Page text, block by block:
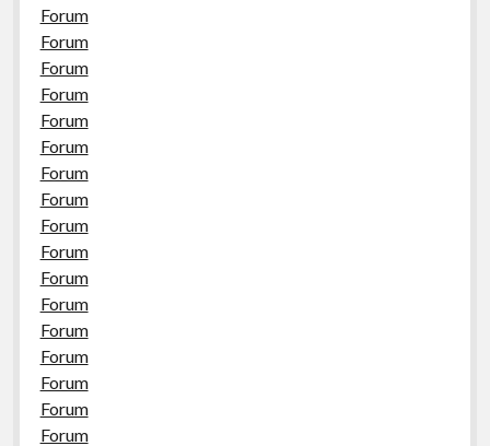
Forum
Forum
Forum
Forum
Forum
Forum
Forum
Forum
Forum
Forum
Forum
Forum
Forum
Forum
Forum
Forum
Forum